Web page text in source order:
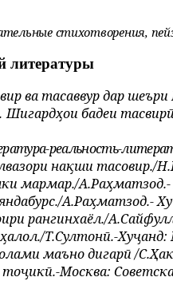
стихотворения,
литературы
ва тасаввур дар
бадеи
реальность-
нақши тасовир./
мармар./А.Раҳматзод.-
А.Раҳматзод.-
рангинхаёл./
Т.Султонӣ.-Хуҷанд:
маъно дигарӣ /
Москва: